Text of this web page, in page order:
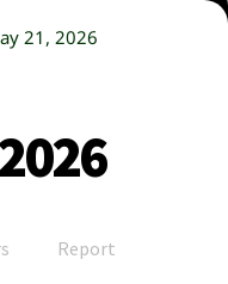
21, 2026
Report